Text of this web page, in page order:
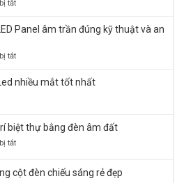
tắtở
Giá
LED
100W,
Sáng
Bền
Panel âm trần đúng kỹ thuật và an
tắtở
lắp
Panel
kỹ
nhiều mắt tốt nhất
biệt thự bằng đèn âm đất
tắtở
trang
cột đèn chiếu sáng rẻ đẹp